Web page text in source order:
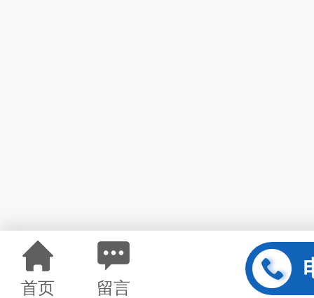
首页 留言